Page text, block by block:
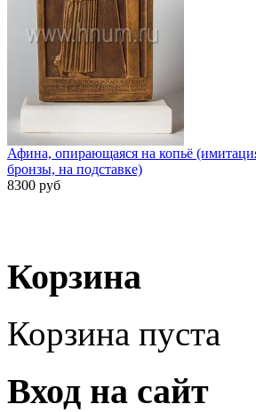
Афина, опирающаяся на копьё
бронзы, на подставке)
8300 руб
Корзина
Корзина пуста
Вход на сайт